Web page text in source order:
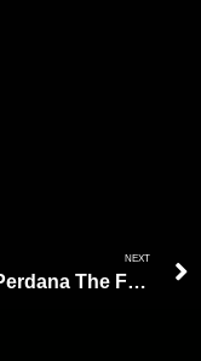
NEXT
Trailer Perdana The Flash, Barry Allen Jelajahi Multisemesta